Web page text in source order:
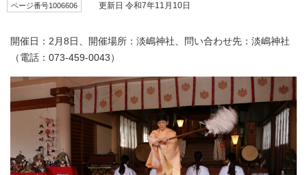
ページ番号1006606 更新日 令和7年11月10日
開催日：2月8日、開催場所：淡嶋神社、問い合わせ先：淡嶋神社
（電話：073-459-0043）